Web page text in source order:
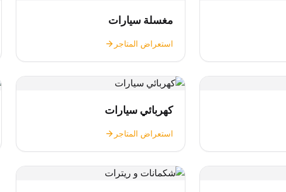
مغسلة سيارات
استعراض المتاجر
كهربائي سيارات
استعراض المتاجر